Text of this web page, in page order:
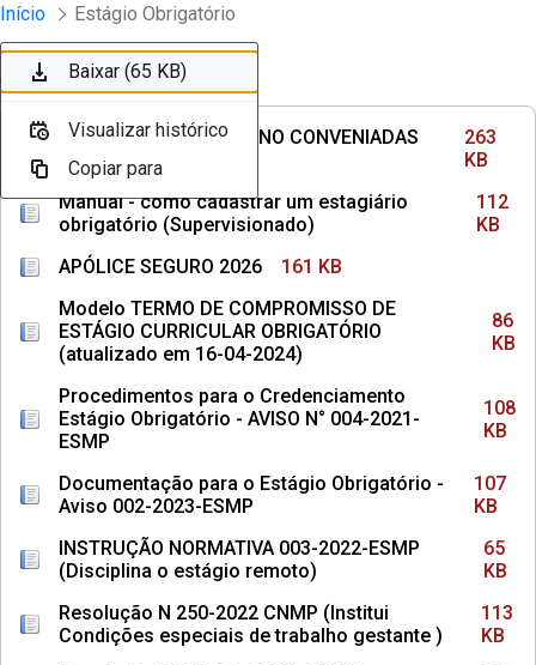
Pular para o Conteúdo principal
Divisão Minima - Escola Superior
Início Estágio Obrigatório
Ordenar Filtro
INSTITUIÇÕES DE ENSINO CONVENIADAS
COM MPPE
263
KB
Manual - como cadastrar um estagiário
obrigatório (Supervisionado)
112
KB
APÓLICE SEGURO 2026
161 KB
Modelo TERMO DE COMPROMISSO DE
ESTÁGIO CURRICULAR OBRIGATÓRIO
(atualizado em 16-04-2024)
86
KB
Procedimentos para o Credenciamento
Estágio Obrigatório - AVISO N° 004-2021-
ESMP
108
KB
Documentação para o Estágio Obrigatório -
Aviso 002-2023-ESMP
107
KB
INSTRUÇÃO NORMATIVA 003-2022-ESMP
(Disciplina o estágio remoto)
65
KB
Resolução N 250-2022 CNMP (Institui
Condições especiais de trabalho gestante )
113
KB
Baixar (263 KB)
Visualizar histórico
Copiar para
Baixar (112 KB)
Visualizar histórico
Copiar para
Baixar (161 KB)
Visualizar histórico
Copiar para
Baixar (86 KB)
Visualizar histórico
Copiar para
Baixar (108 KB)
Visualizar histórico
Copiar para
Baixar (107 KB)
Visualizar histórico
Copiar para
Baixar (65 KB)
Visualizar histórico
Copiar para